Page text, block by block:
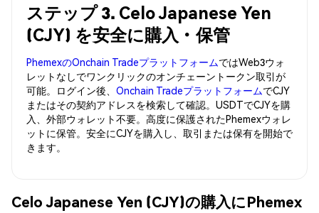
ステップ 3. Celo Japanese Yen
(CJY) を安全に購入・保管
PhemexのOnchain TradeプラットフォームではWeb3ウォ
レットなしでワンクリックのオンチェーントークン取引が
可能。ログイン後、 Onchain TradeプラットフォームでCJY
またはその契約アドレスを検索して確認。USDTでCJYを購
入、外部ウォレット不要。高度に保護されたPhemexウォレ
ットに保管。安全にCJYを購入し、取引または保有を開始で
きます。
Celo Japanese Yen (CJY)の購入にPhemex